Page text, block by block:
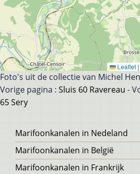
Leaflet |
Foto's uit de collectie van Michel
Vorige pagina : Sluis 60 Ravereau -
65 Sery
Voet
Marifoonkanalen in Nedeland
Marifoonkanalen in België
Marifoonkanalen in Frankrijk